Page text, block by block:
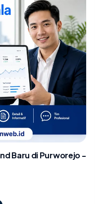
Baru di Purworejo -